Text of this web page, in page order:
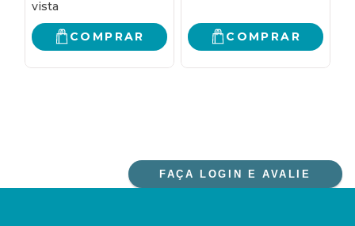
COMPRAR COMPRAR
FAÇA LOGIN E AVALIE